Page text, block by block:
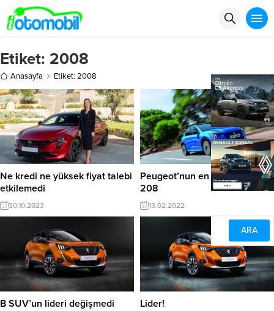
Etiket: 2008
Anasayfa Etiket: 2008
Ne kredi ne yüksek fiyat talebi
etkilemedi
30.10.2023
Peugeot’nun en çok satanı
208
13.02.2022
B SUV’un lideri değişmedi Lider!